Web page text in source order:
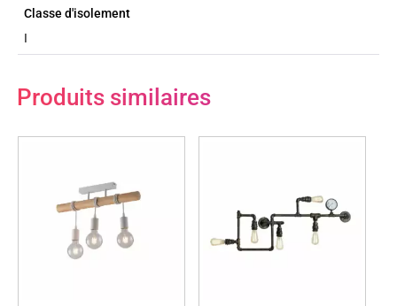
Classe d'isolement
I
Produits similaires